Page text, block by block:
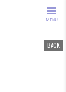
MENU
BACK